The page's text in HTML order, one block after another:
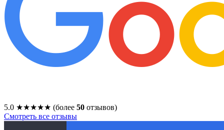
5.0 ★★★★★ (более 50 отзывов)
Смотреть все отзывы